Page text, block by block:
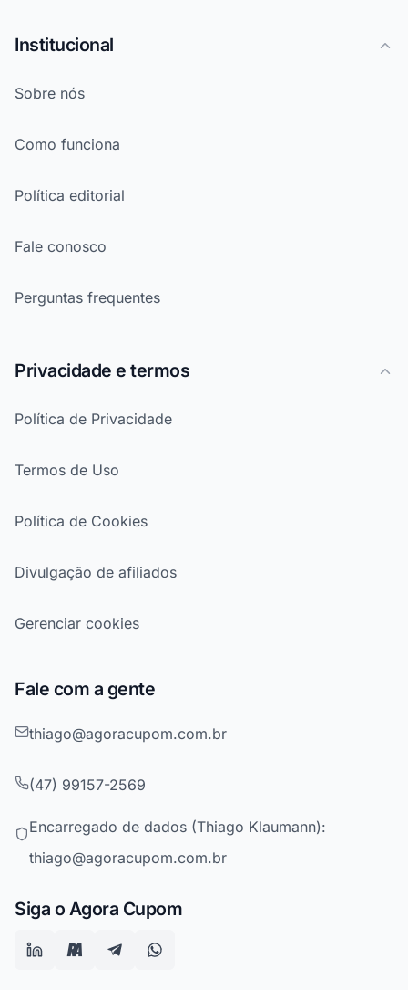
Institucional
Sobre nós
Como funciona
Política editorial
Fale conosco
Perguntas frequentes
Privacidade e termos
Política de Privacidade
Termos de Uso
Política de Cookies
Divulgação de afiliados
Gerenciar cookies
Fale com a gente
thiago@agoracupom.com.br
(47) 99157-2569
Encarregado de dados (Thiago Klaumann):
thiago@agoracupom.com.br
Siga o Agora Cupom